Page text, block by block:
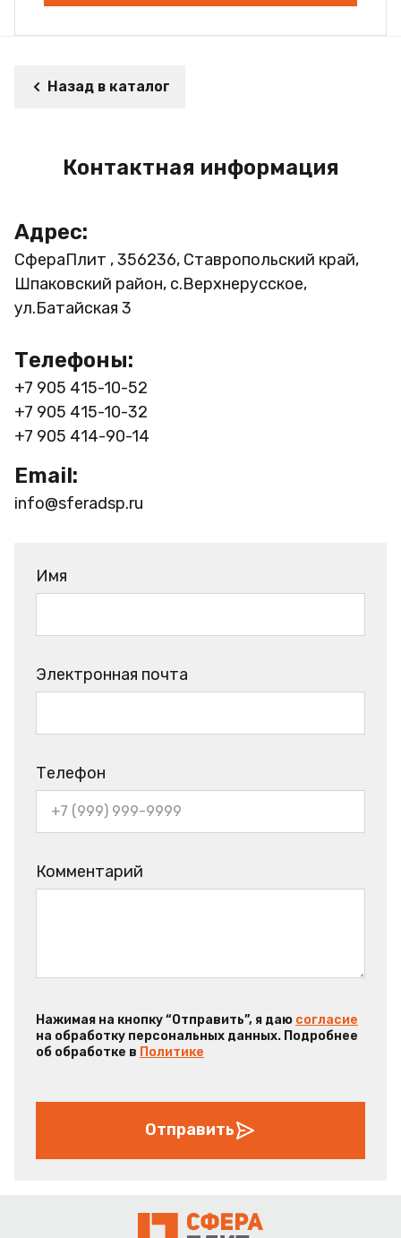
Назад в каталог
Контактная информация
Адрес:
СфераПлит , 356236, Ставропольский край,
Шпаковский район, с.Верхнерусское,
ул.Батайская 3
Телефоны:
+7 905 415-10-52
+7 905 415-10-32
+7 905 414-90-14
Email:
info@sferadsp.ru
Имя
Электронная почта
Телефон
Комментарий
Нажимая на кнопку “Отправить”, я даю согласие
на обработку персональных данных. Подробнее
об обработке в Политике
Отправить